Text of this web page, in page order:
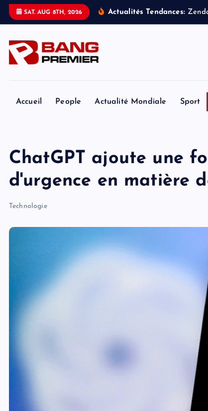
SAT. AUG 8TH, 2026 Actualités Tendances: Zend
Accueil People Actualité Mondiale Sport
ChatGPT ajoute une
d'urgence en matière
Technologie